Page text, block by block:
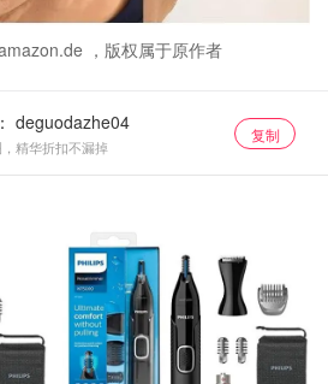
，版权属于原作者
精华折扣不漏掉
复制